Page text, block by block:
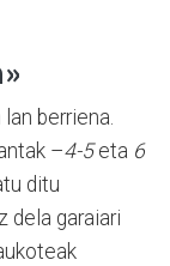
berriena.
–4-5eta 6
ditu
dela garaiari